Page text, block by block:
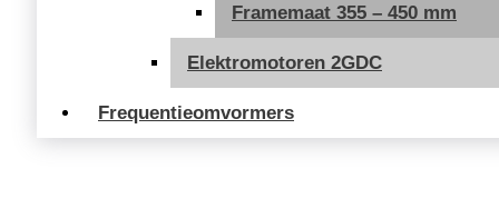
Framemaat 355 – 450 mm
Elektromotoren 2GDC
Frequentieomvormers